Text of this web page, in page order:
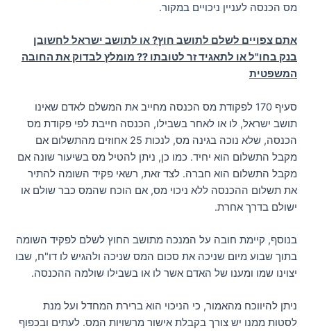
מס הכנסה לעניין ניכויים במקור.
אתם צפויים לשלם לתושב חוץ? או לתושב ישראל לחשובן
בנק בחו"ל או לתאגיד זר לטובתו ?? מומלץ לבדוק את החובה
המשפטית
סעיף 170 לפקודת מס הכנסה מחייב את המשלם לאדם שאינו
תושב ישראל, לו או לאחר בשבילו, הכנסה חייבת לפי פקודת מס
הכנסה, שלא נוכה בגינה מס, לנכות 25 אחוזים מהתשלום אם
מקבל התשלום הוא יחיד. כמו כן, ניתן להטיל מס בשיעור שונה אם
מקבל התשלום הוא חברה. לצד זאת, רשאי פקיד השומה להתיר
את תשלום ההכנסה ללא ניכוי מס, אם הוכח שהמס כבר שולם או
ישולם בדרך אחרת.
בנוסף, קיימת חובה על המנכה מתושב החוץ לשלם לפקיד השומה
בתוך שבוע מיום שניכה את סכום המס שניכה ולהגיש לו דו"ח, שבו
יצוינו שמו ומענו של האדם אשר לו או בשבילו שולמה ההכנסה.
ניתן להיווכח מהאמור, כי הניכוי הוא ברירת המחדל ועל מנת
לסטות ממנו יש צורך בקבלת אישור מרשויות המס. לעתים ובכפוף